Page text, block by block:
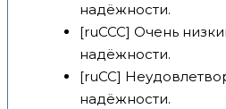
надёжности.
[ruCCC] Очень
надёжности.
[ruCC]
надёжности.